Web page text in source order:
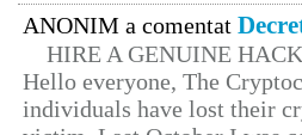
ANONIM a comentat
HIRE A GENUINE
Hello everyone, The
individuals have lost their